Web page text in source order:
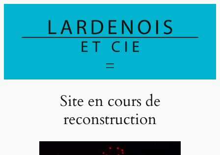
contenu
Site en cours de
reconstruction